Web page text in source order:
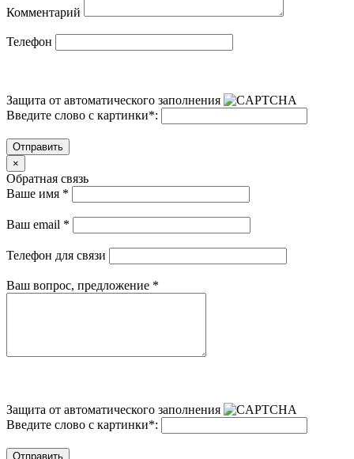
Комментарий
Телефон
Защита от автоматического заполнения
Введите слово с картинки*:
Отправить
×
Обратная связь
Ваше имя *
Ваш email *
Телефон для связи
Ваш вопрос, предложение *
Защита от автоматического заполнения
Введите слово с картинки*:
Отправить